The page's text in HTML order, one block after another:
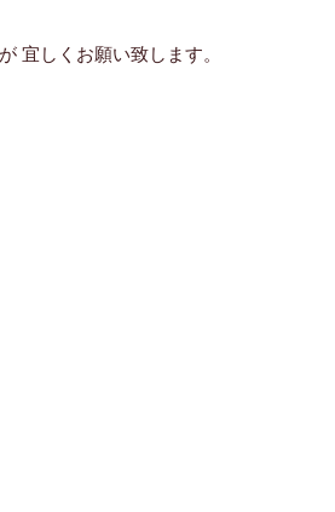
宜しくお願い致します。